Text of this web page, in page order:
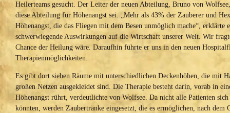
Heilerteams gesucht. Der Leiter der neuen Abteilung, Bruno von
diese Abteilung für Höhenangst sei. „Mehr als 43% der Zauberer und
Höhenangst, die das Fliegen mit dem Besen unmöglich mache“, erklärte
schwerwiegende Auswirkungen auf die Wirtschaft unserer Welt. Wir
Chance der Heilung wäre. Daraufhin führte er uns in den neuen
Therapienmöglichkeiten.
Es gibt dort sieben Räume mit unterschiedlichen Deckenhöhen, die mit
großen Netzen ausgekleidet sind. Die Therapie besteht darin, vorab in
Höhenangst rührt, verdeutlichte von Wolfsee. Da nicht alle Patienten
könnten, werden Zaubertränke eingesetzt, die es ermöglichen, nach dem